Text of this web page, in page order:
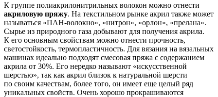
К группе полиакрилонитрильных волокон можно отнести
акриловую пряжу. На текстильном рынке акрил также может
называться «ПАН-волокно», «нитрон», «орлон», «прелана».
Сырье из природного газа добывают для получения акрила.
К его основным свойствам можно отнести прочность,
светостойкость, термопластичность. Для вязания на вязальных
машинах идеально подходят смесовая пряжа с содержанием
акрила от 30%. Его нередко называют «искусственной
шерстью», так как акрил близок к натуральной шерсти
по своим качествам, более того, он имеет еще целый ряд
уникальных свойств. Очень хорошо прокрашиваются